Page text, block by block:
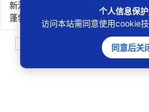
新消费场景，使消费潜力充分释放出
蓬勃...
2 3 4
17
下一
个人信息保
访问本站需同意使用cookie技
同意后关